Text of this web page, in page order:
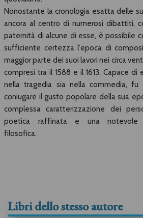
Nonostante la cronologia esatta delle
ancora al centro di numerosi dibattiti,
paternità di alcune di esse, è possibile
sufficiente certezza l'epoca di
maggior parte dei suoi lavori nei circa
compresi tra il 1588 e il 1613. Capace di
nella tragedia sia nella commedia, fu
coniugare il gusto popolare della sua
complessa caratterizzazione dei
poetica raffinata e una notevole
filosofica.
Libri dello stesso autore